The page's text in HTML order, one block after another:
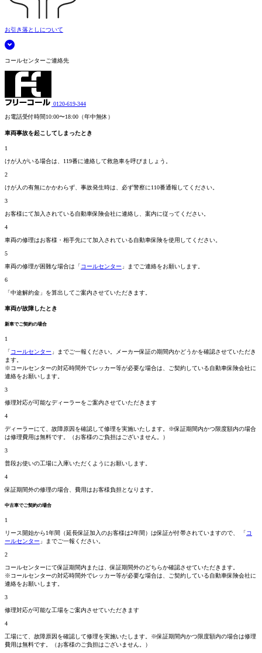
お引き落としについて
コールセンターご連絡先
0120-619-344
お電話受付時間10:00〜18:00（年中無休）
車両事故を起こしてしまったとき
1
けが人がいる場合は、119番に連絡して救急車を呼びましょう。
2
けが人の有無にかかわらず、事故発生時は、必ず警察に110番通報してください。
3
お客様にて加入されている自動車保険会社に連絡し、案内に従ってください。
4
車両の修理はお客様・相手先にて加入されている自動車保険を使用してください。
5
車両の修理が困難な場合は「コールセンター 」までご連絡をお願いします。
6
「中途解約金」を算出してご案内させていただきます。
車両が故障したとき
新車でご契約の場合
1
「コールセンター 」までご一報ください。メーカー保証の期間内かどうかを確認させていただき
ます。
※コールセンターの対応時間外でレッカー等が必要な場合は、ご契約している自動車保険会社に
連絡をお願いします。
3
修理対応が可能なディーラーをご案内させていただきます
4
ディーラーにて、故障原因を確認して修理を実施いたします。 ※保証期間内かつ限度額内の場合
は修理費用は無料です。
（お客様のご負担はございません。）
3
普段お使いの工場に入庫いただくようにお願いします。
4
保証期間外の修理の場合、費用はお客様負担となります。
中古車でご契約の場合
1
リース開始から1年間（延長保証加入のお客様は2年間）は保証が付帯されていますので、 「コ
ールセンター 」までご一報ください。
2
コールセンターにて保証期間内 または、保証期間外のどちらか確認させていただきます。
※コールセンターの対応時間外でレッカー等が必要な場合は、ご契約している自動車保険会社に
連絡をお願いします。
3
修理対応が可能な工場をご案内させていただきます
4
工場にて、故障原因を確認して修理を実施いたします。 ※保証期間内かつ限度額内の場合は修理
費用は無料です。
（お客様のご負担はございません。）